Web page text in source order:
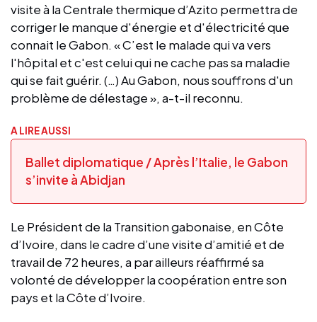
visite à la Centrale thermique d’Azito permettra de
corriger le manque d'énergie et d'électricité que
connait le Gabon. « C’est le malade qui va vers
l'hôpital et c'est celui qui ne cache pas sa maladie
qui se fait guérir. (…) Au Gabon, nous souffrons d'un
problème de délestage », a-t-il reconnu.
A LIRE AUSSI
Ballet diplomatique / Après l’Italie, le Gabon
s’invite à Abidjan
Le Président de la Transition gabonaise, en Côte
d’Ivoire, dans le cadre d’une visite d’amitié et de
travail de 72 heures, a par ailleurs réaffirmé sa
volonté de développer la coopération entre son
pays et la Côte d’Ivoire.